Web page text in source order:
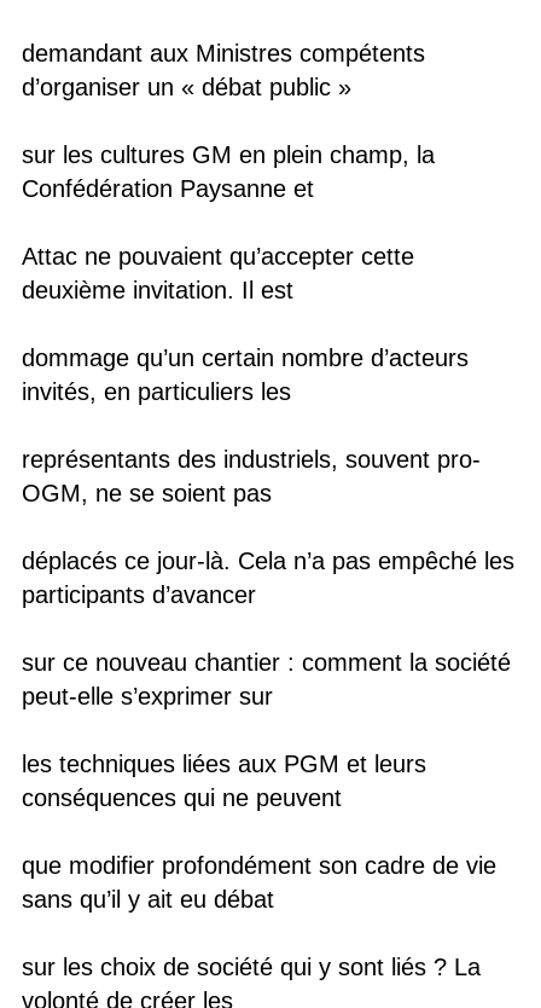
demandant aux Ministres compétents
d’organiser un « débat public »
sur les cultures GM en plein champ, la
Confédération Paysanne et
Attac ne pouvaient qu’accepter cette
deuxième invitation. Il est
dommage qu’un certain nombre d’acteurs
invités, en particuliers les
représentants des industriels, souvent pro-
OGM, ne se soient pas
déplacés ce jour-là. Cela n’a pas empêché les
participants d’avancer
sur ce nouveau chantier : comment la société
peut-elle s’exprimer sur
les techniques liées aux PGM et leurs
conséquences qui ne peuvent
que modifier profondément son cadre de vie
sans qu’il y ait eu débat
sur les choix de société qui y sont liés ? La
volonté de créer les